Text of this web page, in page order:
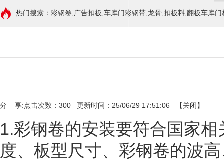
热门搜索：彩钢卷,广告扣板,车库门彩钢带,龙骨,扣板料,翻板车库
点击次数： 300 更新时间：25/06/29 17:51:06 【关闭】
分 享:
1.彩钢卷的安装要符合国家
度、板型尺寸、彩钢卷的波